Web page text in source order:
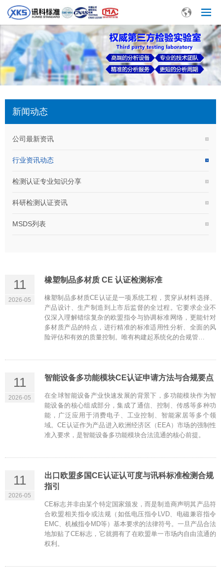
新闻动态
公司最新资讯
行业资讯动态
检测认证专业知识分享
科研检测认证资讯
MSDS列表
11
2026-05
橡塑制品多材质 CE 认证检测标准
橡塑制品多材质CE认证是一项系统工程，贯穿从材料选择、
产品设计、生产制造到上市后监督的全过程。它要求企业不
仅深入理解错综复杂的欧盟指令与协调标准网络，更能针对
多材质产品的特点，进行精准的标准适用性分析、全面的风
险评估和有效的质量控制。唯有构建起系统化的合规管…
11
2026-05
智能设备多功能模块CE认证申请方法与合规要点
在全球智能设备产业快速发展的背景下，多功能模块作为智
能设备的核心组成部分，集成了通信、控制、传感等多种功
能，广泛应用于消费电子、工业控制、智能家居等多个领
域。CE认证作为产品进入欧洲经济区（EEA）市场的强制性
准入要求，是智能设备多功能模块合法流通的核心前提。
11
2026-05
出口欧盟多国CE认证认可度与讯科标准检测合规
指引
CE标志并非由某个特定国家颁发，而是制造商声明其产品符
合欧盟相关指令或法规（如低电压指令LVD、电磁兼容指令
EMC、机械指令MD等）基本要求的法律符号。一旦产品合法
地加贴了CE标志，它就拥有了在欧盟单一市场内自由流通的
权利。